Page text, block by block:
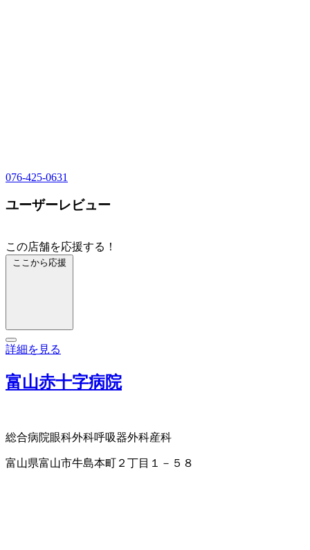
076-425-0631
ユーザーレビュー
この店舗を応援する！
ここから応援
詳細を見る
富山赤十字病院
総合病院眼科外科呼吸器外科産科
富山県富山市牛島本町２丁目１－５８